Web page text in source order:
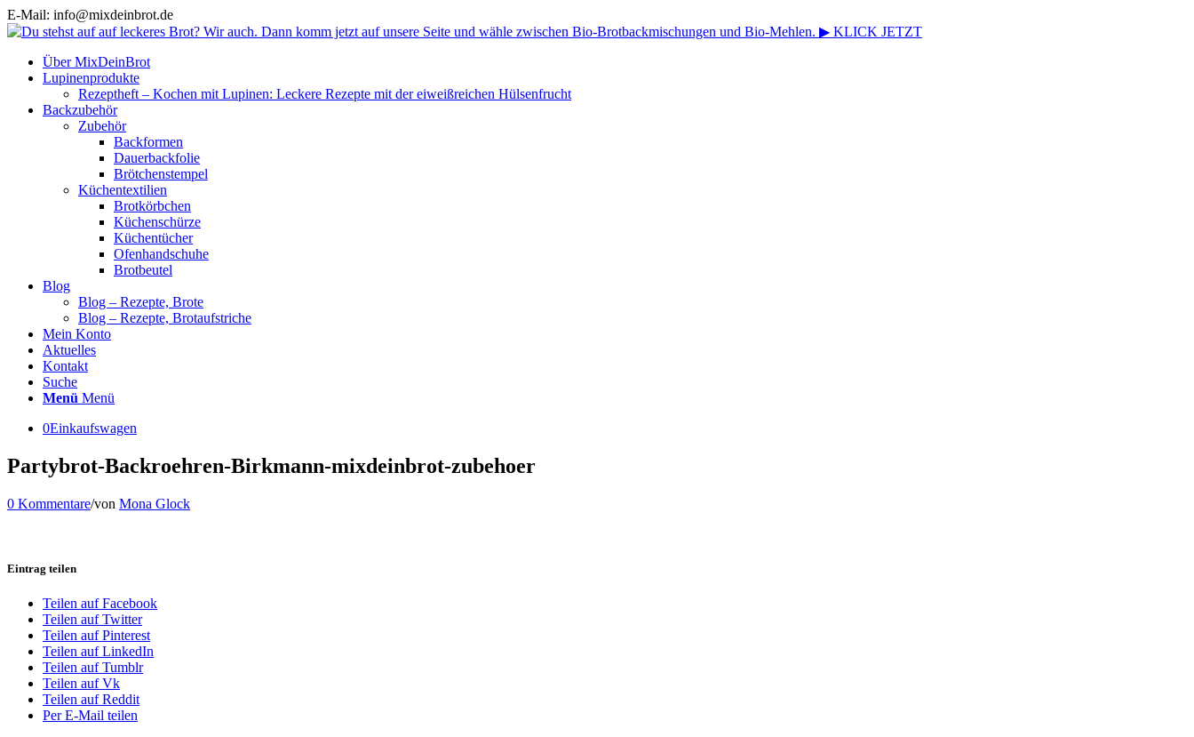
E-Mail: info@mixdeinbrot.de
Über MixDeinBrot
Lupinenprodukte
Rezeptheft – Kochen mit Lupinen: Leckere Rezepte mit der eiweißreichen Hülsenfrucht
Backzubehör
Zubehör
Backformen
Dauerbackfolie
Brötchenstempel
Küchentextilien
Brotkörbchen
Küchenschürze
Küchentücher
Ofenhandschuhe
Brotbeutel
Blog
Blog – Rezepte, Brote
Blog – Rezepte, Brotaufstriche
Mein Konto
Aktuelles
Kontakt
Suche
Menü Menü
0Einkaufswagen
Partybrot-Backroehren-Birkmann-mixdeinbrot-zubehoer
0 Kommentare/von Mona Glock
Eintrag teilen
Teilen auf Facebook
Teilen auf Twitter
Teilen auf Pinterest
Teilen auf LinkedIn
Teilen auf Tumblr
Teilen auf Vk
Teilen auf Reddit
Per E-Mail teilen